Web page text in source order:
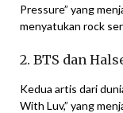
Pressure” yang
menyatukan rock
2. BTS dan
Kedua artis dari
With Luv,” yang